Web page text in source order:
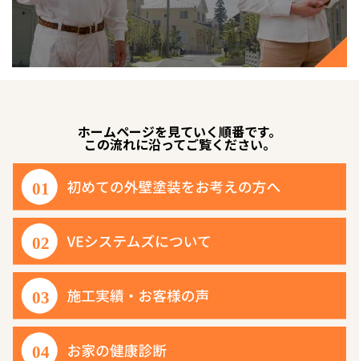
ホームページを見ていく順番です。
この流れに沿ってご覧ください。